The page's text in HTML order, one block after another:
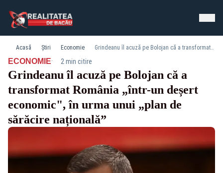
Acasă Știri Economie Grindeanu îl acuză pe Bolojan că a transformat România „într-un deșert economic", în urma unui „plan de sărăcire națională”
ECONOMIE· 2 min citire
Grindeanu îl acuză pe Bolojan că a
transformat România „într-un deșert
economic", în urma unui „plan de
sărăcire națională”